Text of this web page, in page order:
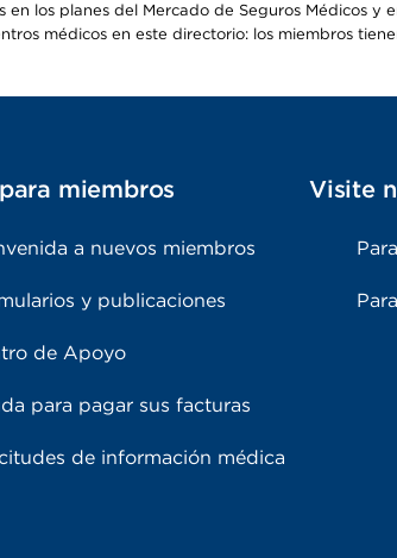
los planes del Mercado de Seguros Médicos y
médicos en este directorio: los miembros
miembros
a nuevos miembros
y publicaciones
de Apoyo
para pagar sus facturas
de información médica
Visite